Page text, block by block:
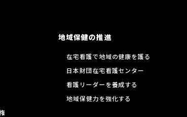
地域保健の推進
在宅看護で地域の健康を護る
日本財団在宅看護センター
看護リーダーを養成する
地域保健力を強化する